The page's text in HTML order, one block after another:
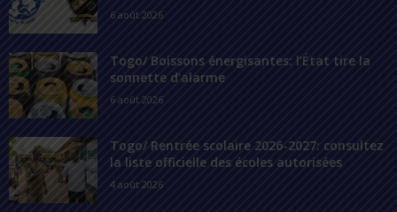
6 août 2026
Togo/ Boissons énergisantes: l’État tire la
sonnette d’alarme
6 août 2026
Togo/ Rentrée scolaire 2026-2027: consultez
la liste officielle des écoles autorisées
4 août 2026